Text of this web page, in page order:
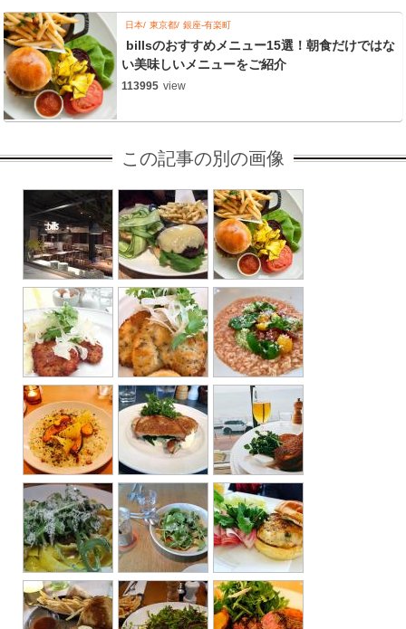
日本 東京都 銀座-有楽町
billsのおすすめメニュー15選！朝食だけではな
い美味しいメニューをご紹介
113995 view
この記事の別の画像